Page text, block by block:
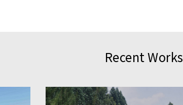
Recent Works